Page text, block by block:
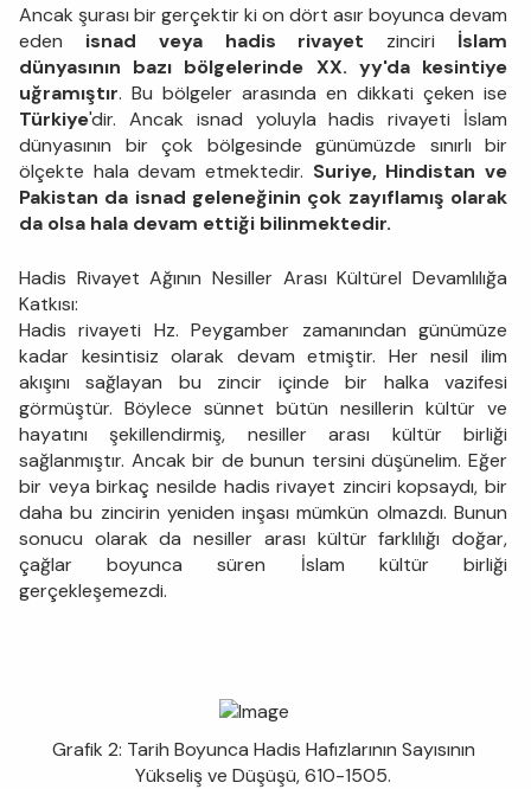
Ancak şurası bir gerçektir ki on dört asır boyunca devam
eden isnad veya hadis rivayet zinciri İslam
dünyasının bazı bölgelerinde XX. yy'da kesintiye
uğramıştır. Bu bölgeler arasında en dikkati çeken ise
Türkiye'dir. Ancak isnad yoluyla hadis rivayeti İslam
dünyasının bir çok bölgesinde günümüzde sınırlı bir
ölçekte hala devam etmektedir. Suriye, Hindistan ve
Pakistan da isnad geleneğinin çok zayıflamış olarak
da olsa hala devam ettiği bilinmektedir.
Hadis Rivayet Ağının Nesiller Arası Kültürel Devamlılığa
Katkısı:
Hadis rivayeti Hz. Peygamber zamanından günümüze
kadar kesintisiz olarak devam etmiştir. Her nesil ilim
akışını sağlayan bu zincir içinde bir halka vazifesi
görmüştür. Böylece sünnet bütün nesillerin kültür ve
hayatını şekillendirmiş, nesiller arası kültür birliği
sağlanmıştır. Ancak bir de bunun tersini düşünelim. Eğer
bir veya birkaç nesilde hadis rivayet zinciri kopsaydı, bir
daha bu zincirin yeniden inşası mümkün olmazdı. Bunun
sonucu olarak da nesiller arası kültür farklılığı doğar,
çağlar boyunca süren İslam kültür birliği
gerçekleşemezdi.
Grafik 2: Tarih Boyunca Hadis Hafızlarının Sayısının
Yükseliş ve Düşüşü, 610-1505.